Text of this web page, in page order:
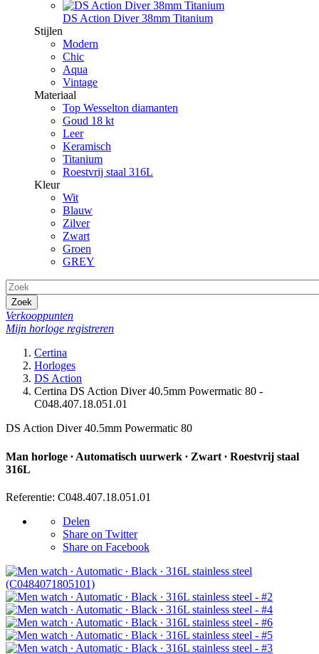
DS Action Diver 38mm Titanium
Stijlen
Modern
Chic
Aqua
Vintage
Materiaal
Top Wesselton diamanten
Goud 18 kt
Leer
Keramisch
Titanium
Roestvrij staal 316L
Kleur
Wit
Blauw
Zilver
Zwart
Groen
GREY
Zoek
Verkooppunten
Mijn horloge registreren
Certina
Horloges
DS Action
Certina DS Action Diver 40.5mm Powermatic 80 -
C048.407.18.051.01
DS Action Diver 40.5mm Powermatic 80
Man horloge ∙ Automatisch uurwerk ∙ Zwart ∙ Roestvrij staal
316L
Referentie: C048.407.18.051.01
Delen
Share on Twitter
Share on Facebook